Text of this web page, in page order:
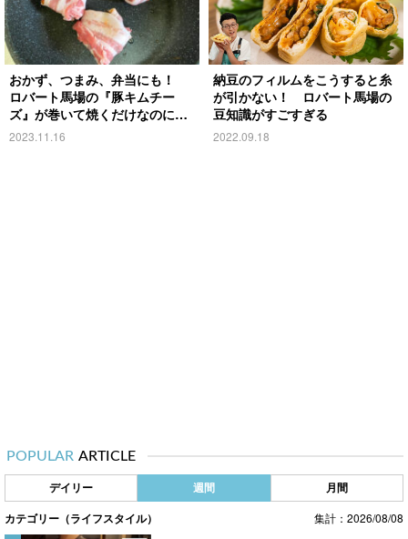
おかず、つまみ、弁当にも！
ロバート馬場の『豚キムチー
ズ』が巻いて焼くだけなのに絶
品
2023.11.16
納豆のフィルムをこうすると糸
が引かない！ ロバート馬場の
豆知識がすごすぎる
2022.09.18
POPULAR ARTICLE
デイリー 週間 月間
カテゴリー（ライフスタイル） 集計：2026/08/08